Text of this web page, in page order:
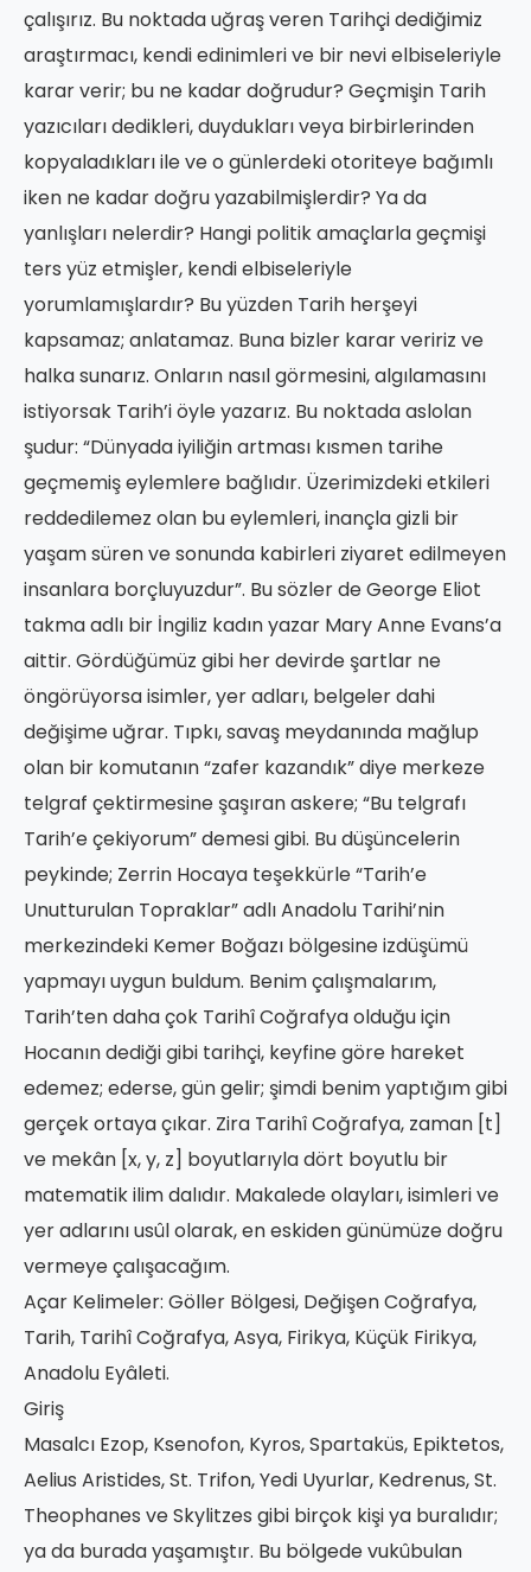
çalışırız. Bu noktada uğraş veren Tarihçi dediğimiz
araştırmacı, kendi edinimleri ve bir nevi elbiseleriyle
karar verir; bu ne kadar doğrudur? Geçmişin Tarih
yazıcıları dedikleri, duydukları veya birbirlerinden
kopyaladıkları ile ve o günlerdeki otoriteye bağımlı
iken ne kadar doğru yazabilmişlerdir? Ya da
yanlışları nelerdir? Hangi politik amaçlarla geçmişi
ters yüz etmişler, kendi elbiseleriyle
yorumlamışlardır? Bu yüzden Tarih herşeyi
kapsamaz; anlatamaz. Buna bizler karar veririz ve
halka sunarız. Onların nasıl görmesini, algılamasını
istiyorsak Tarih’i öyle yazarız. Bu noktada aslolan
şudur: “Dünyada iyiliğin artması kısmen tarihe
geçmemiş eylemlere bağlıdır. Üzerimizdeki etkileri
reddedilemez olan bu eylemleri, inançla gizli bir
yaşam süren ve sonunda kabirleri ziyaret edilmeyen
insanlara borçluyuzdur”. Bu sözler de George Eliot
takma adlı bir İngiliz kadın yazar Mary Anne Evans’a
aittir. Gördüğümüz gibi her devirde şartlar ne
öngörüyorsa isimler, yer adları, belgeler dahi
değişime uğrar. Tıpkı, savaş meydanında mağlup
olan bir komutanın “zafer kazandık” diye merkeze
telgraf çektirmesine şaşıran askere; “Bu telgrafı
Tarih’e çekiyorum” demesi gibi. Bu düşüncelerin
peykinde; Zerrin Hocaya teşekkürle “Tarih’e
Unutturulan Topraklar” adlı Anadolu Tarihi’nin
merkezindeki Kemer Boğazı bölgesine izdüşümü
yapmayı uygun buldum. Benim çalışmalarım,
Tarih’ten daha çok Tarihî Coğrafya olduğu için
Hocanın dediği gibi tarihçi, keyfine göre hareket
edemez; ederse, gün gelir; şimdi benim yaptığım gibi
gerçek ortaya çıkar. Zira Tarihî Coğrafya, zaman [t]
ve mekân [x, y, z] boyutlarıyla dört boyutlu bir
matematik ilim dalıdır. Makalede olayları, isimleri ve
yer adlarını usûl olarak, en eskiden günümüze doğru
vermeye çalışacağım.
Açar Kelimeler: Göller Bölgesi, Değişen Coğrafya,
Tarih, Tarihî Coğrafya, Asya, Firikya, Küçük Firikya,
Anadolu Eyâleti.
Giriş
Masalcı Ezop, Ksenofon, Kyros, Spartaküs, Epiktetos,
Aelius Aristides, St. Trifon, Yedi Uyurlar, Kedrenus, St.
Theophanes ve Skylitzes gibi birçok kişi ya buralıdır;
ya da burada yaşamıştır. Bu bölgede vukûbulan